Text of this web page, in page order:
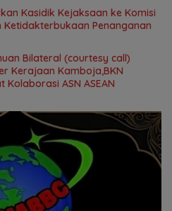
Kasidik Kejaksaan ke Komisi
Ketidakterbukaan Penanganan
Bilateral (courtesy call)
Kerajaan Kamboja,BKN
ASN ASEAN